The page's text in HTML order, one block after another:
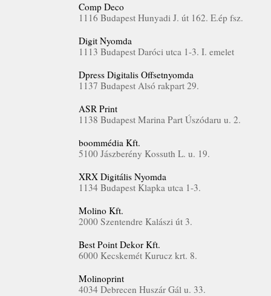
Comp Deco
1116 Budapest Hunyadi J. út 162. E.ép fsz.
Digit Nyomda
1113 Budapest Daróci utca 1-3. I. emelet
Dpress Digitalis Offsetnyomda
1137 Budapest Alsó rakpart 29.
ASR Print
1138 Budapest Marina Part Úszódaru u. 2.
boommédia Kft.
5100 Jászberény Kossuth L. u. 19.
XRX Digitális Nyomda
1134 Budapest Klapka utca 1-3.
Molino Kft.
2000 Szentendre Kalászi út 3.
Best Point Dekor Kft.
6000 Kecskemét Kurucz krt. 8.
Molinoprint
4034 Debrecen Huszár Gál u. 33.